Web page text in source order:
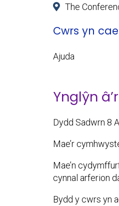
The
Cwrs yn
Ajuda
Ynglŷn
Dydd Sadwrn 8
Mae’r
Mae’n
cynnal arferion
Bydd y cwrs yn